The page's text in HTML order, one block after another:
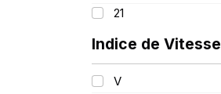
102
103
21
Indice de Vitesse
V